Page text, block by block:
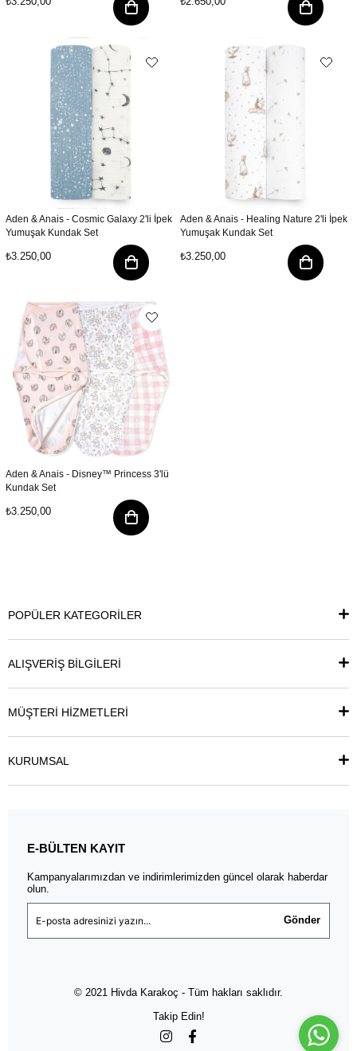
Aden & Anais - Cosmic Galaxy 2'li İpek
Yumuşak Kundak Set
₺3.250,00
Aden & Anais - Healing Nature 2'li İpek
Yumuşak Kundak Set
₺3.250,00
Aden & Anais - Disney™ Princess 3'lü
Kundak Set
₺3.250,00
POPÜLER KATEGORİLER
ALIŞVERİŞ BİLGİLERİ
MÜŞTERİ HİZMETLERİ
KURUMSAL
E-BÜLTEN KAYIT
Kampanyalarımızdan ve indirimlerimizden güncel olarak haberdar
olun.
Gönder
© 2021 Hivda Karakoç - Tüm hakları saklıdır.
Takip Edin!